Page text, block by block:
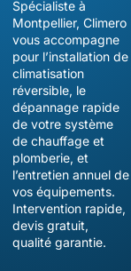
Spécialiste à
Montpellier, Climero
vous accompagne
pour l’installation de
climatisation
réversible, le
dépannage rapide
de votre système
de chauffage et
plomberie, et
l’entretien annuel de
vos équipements.
Intervention rapide,
devis gratuit,
qualité garantie.